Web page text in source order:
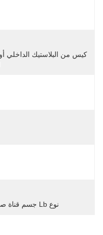
نوع Lb جسم قناة صلبة